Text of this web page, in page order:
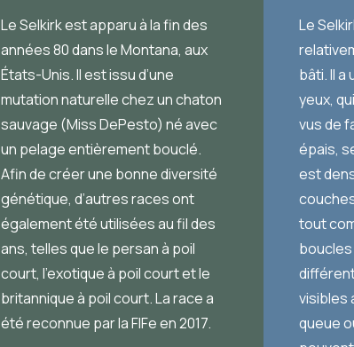
Le Selkirk est apparu à la fin des
années 80 dans le Montana, aux
États-Unis. Il est issu d’une
mutation naturelle chez un chaton
sauvage (Miss DePesto) né avec
un pelage entièrement bouclé.
Afin de créer une bonne diversité
génétique, d’autres races ont
également été utilisées au fil des
ans, telles que le persan à poil
court, l’exotique à poil court et le
britannique à poil court. La race a
été reconnue par la FIFe en 2017.
Le
bâti. Il
yeux,
vus de
épais,
est
tout
visibles
queue